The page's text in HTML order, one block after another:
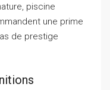
piscine
une prime
de prestige